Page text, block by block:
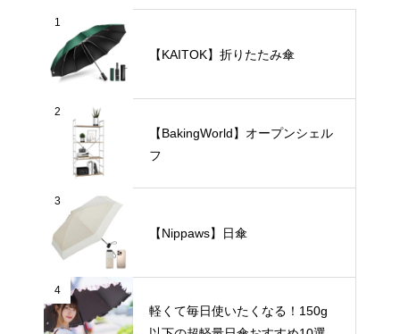
1
【KAITOK】折りたたみ傘
2
【BakingWorld】オープンシェル
フ
3
【Nippaws】日傘
4
軽くて毎日使いたくなる！150g